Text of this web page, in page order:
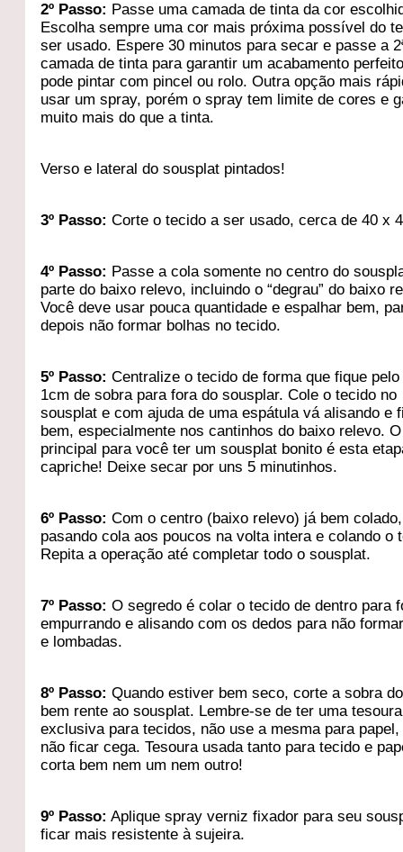
2º Passo: Passe uma camada de tinta da cor
Escolha sempre uma cor mais próxima possível do
ser usado. Espere 30 minutos para secar e passe a
camada de tinta para garantir um acabamento
pode pintar com pincel ou rolo. Outra opção mais
usar um spray, porém o spray tem limite de cores e
muito mais do que a tinta.
Verso e lateral do sousplat pintados!
3º Passo: Corte o tecido a ser usado, cerca de 40 x
4º Passo: Passe a cola somente no centro do
parte do baixo relevo, incluindo o “degrau” do baixo
Você deve usar pouca quantidade e espalhar bem,
depois não formar bolhas no tecido.
5º Passo: Centralize o tecido de forma que fique
1cm de sobra para fora do sousplar. Cole o tecido no
sousplat e com ajuda de uma espátula vá alisando e
bem, especialmente nos cantinhos do baixo relevo. O
principal para você ter um sousplat bonito é esta
capriche! Deixe secar por uns 5 minutinhos.
6º Passo: Com o centro (baixo relevo) já bem
pasando cola aos poucos na volta intera e colando o
Repita a operação até completar todo o sousplat.
7º Passo: O segredo é colar o tecido de dentro para
empurrando e alisando com os dedos para não
e lombadas.
8º Passo: Quando estiver bem seco, corte a sobra
bem rente ao sousplat. Lembre-se de ter uma tesoura
exclusiva para tecidos, não use a mesma para papel,
não ficar cega. Tesoura usada tanto para tecido e
corta bem nem um nem outro!
9º Passo: Aplique spray verniz fixador para seu
ficar mais resistente à sujeira.